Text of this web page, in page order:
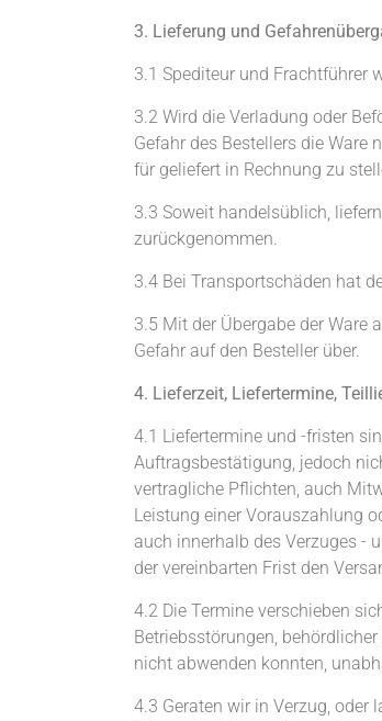
3. Lieferung und
3.1 Spediteur und Frachtführer
3.2 Wird die Verladung oder
Gefahr des Bestellers die Ware
für geliefert in Rechnung zu
3.3 Soweit handelsüblich,
zurückgenommen.
3.4 Bei Transportschäden hat
3.5 Mit der Übergabe der Ware
Gefahr auf den Besteller über.
4. Lieferzeit, Liefertermine,
4.1 Liefertermine und -fristen
Auftragsbestätigung, jedoch
vertragliche Pflichten, auch
Leistung einer Vorauszahlung
auch innerhalb des Verzuges -
der vereinbarten Frist den
4.2 Die Termine verschieben
Betriebsstörungen,
nicht abwenden konnten,
4.3 Geraten wir in Verzug, oder